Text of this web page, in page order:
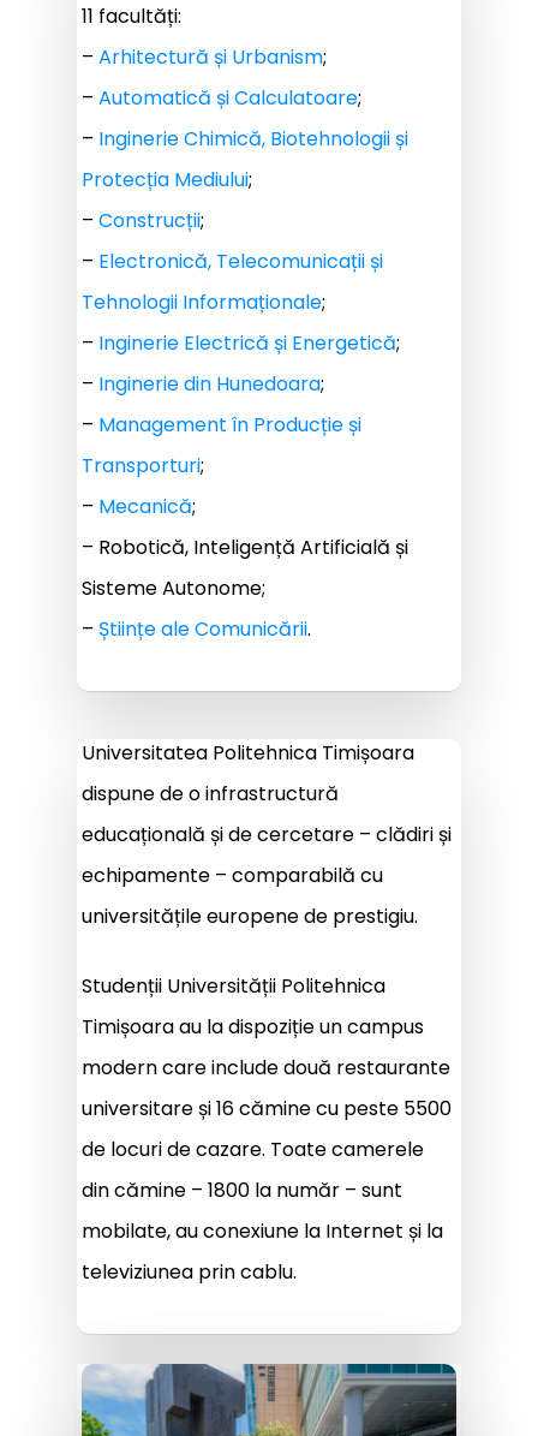
11 facultăți:
–Arhitectură și Urbanism;
–Automatică și Calculatoare;
– Inginerie Chimică, Biotehnologii și
Protecția Mediului;
–Construcții;
– Electronică, Telecomunicații și
Tehnologii Informaționale;
– Inginerie Electrică și Energetică;
– Inginerie din Hunedoara;
– Management în Producție și
Transporturi;
– Mecanică;
– Robotică, Inteligență Artificială și
Sisteme Autonome;
– Științe ale Comunicării.
Universitatea Politehnica Timișoara
dispune de o infrastructură
educațională și de cercetare – clădiri și
echipamente – comparabilă cu
universitățile europene de prestigiu.
Studenții Universității Politehnica
Timișoara au la dispoziție un campus
modern care include două restaurante
universitare și 16 cămine cu peste 5500
de locuri de cazare. Toate camerele
din cămine – 1800 la număr – sunt
mobilate, au conexiune la Internet și la
televiziunea prin cablu.